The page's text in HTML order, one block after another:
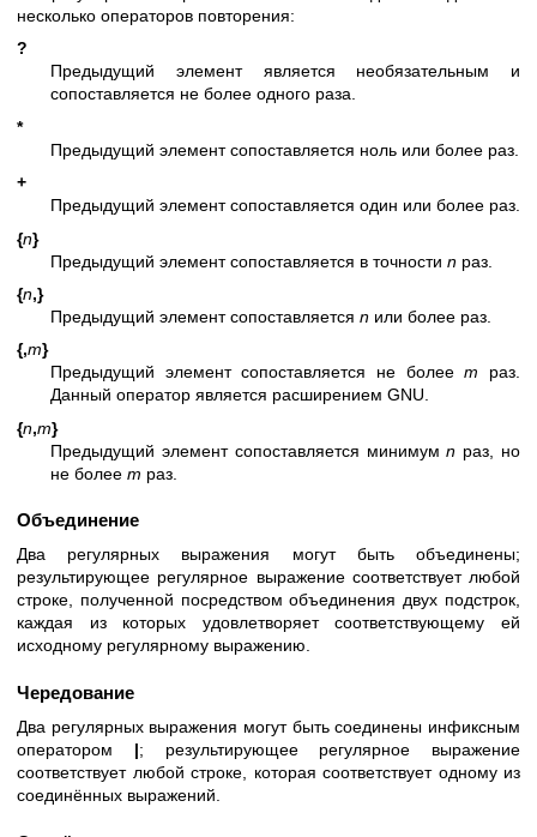
несколько операторов повторения:
?
Предыдущий элемент является необязательным и
сопоставляется не более одного раза.
*
Предыдущий элемент сопоставляется ноль или более раз.
+
Предыдущий элемент сопоставляется один или более раз.
{n}
Предыдущий элемент сопоставляется в точности n раз.
{n,}
Предыдущий элемент сопоставляется n или более раз.
{,m}
Предыдущий элемент сопоставляется не болееm раз.
Данный оператор является расширением GNU.
{n,m}
Предыдущий элемент сопоставляется минимумn раз, но
не более m раз.
Объединение
Два регулярных выражения могут быть объединены;
результирующее регулярное выражение соответствует любой
строке, полученной посредством объединения двух подстрок,
каждая из которых удовлетворяет соответствующему ей
исходному регулярному выражению.
Чередование
Два регулярных выражения могут быть соединены инфиксным
оператором |; результирующее регулярное выражение
соответствует любой строке, которая соответствует одному из
соединённых выражений.